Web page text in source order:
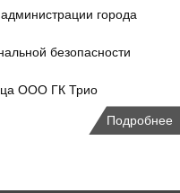
города
безопасности
ООО ГК Трио
Подробнее